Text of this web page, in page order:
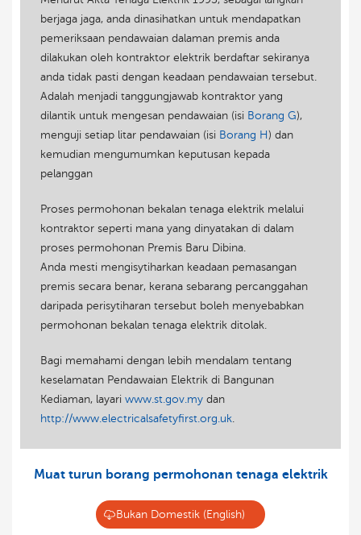
berjaga jaga, anda dinasihatkan untuk mendapatkan
pemeriksaan pendawaian dalaman premis anda
dilakukan oleh kontraktor elektrik berdaftar sekiranya
anda tidak pasti dengan keadaan pendawaian tersebut.
Adalah menjadi tanggungjawab kontraktor yang
dilantik untuk mengesan pendawaian (isi Borang G),
menguji setiap litar pendawaian (isi Borang H ) dan
kemudian mengumumkan keputusan kepada
pelanggan
Proses permohonan bekalan tenaga elektrik melalui
kontraktor seperti mana yang dinyatakan di dalam
proses permohonan Premis Baru Dibina.
Anda mesti mengisytiharkan keadaan pemasangan
premis secara benar, kerana sebarang percanggahan
daripada perisytiharan tersebut boleh menyebabkan
permohonan bekalan tenaga elektrik ditolak.
Bagi memahami dengan lebih mendalam tentang
keselamatan Pendawaian Elektrik di Bangunan
Kediaman, layari www.st.gov.my dan
http://www.electricalsafetyfirst.org.uk.
Muat turun borang permohonan tenaga elektrik
Bukan Domestik (English)